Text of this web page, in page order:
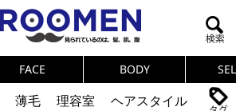
FACE BODY
薄毛 理容室
ヘアスタイル